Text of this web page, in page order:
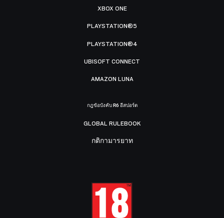
XBOX ONE
PLAYSTATION®5
PLAYSTATION®4
UBISOFT CONNECT
AMAZON LUNA
กฎข้อบังคับ R6 อีสปอร์ต
GLOBAL RULEBOOK
กติกามารยาท